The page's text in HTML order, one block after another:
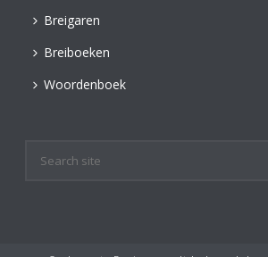
Breigaren
Breiboeken
Woordenboek